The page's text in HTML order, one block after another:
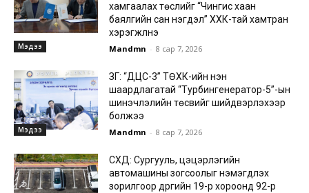
Мэдээ
хамгаалах төслийг “Чингис хаан
баялгийн сан нэгдэл” ХХК-тай хамтран
хэрэгжүүлнэ
Mandmn - 8 сар 7, 2026
Мэдээ
ЗГ: “ДЦС-3” ТӨХК-ийн нэн
шаардлагатай “Турбингенератор-5”-ын
шинэчлэлийн төсвийг шийдвэрлэхээр
болжээ
Mandmn - 8 сар 7, 2026
СХД: Сургууль, цэцэрлэгийн
автомашины зогсоолыг нэмэгдүүлэх
зорилгоор дүүргийн 19-р хороонд 92-р